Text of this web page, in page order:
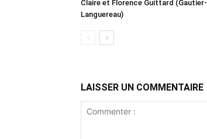
Claire et Florence Guittard (Gautier-
Languereau)
LAISSER UN COMMENTAIRE